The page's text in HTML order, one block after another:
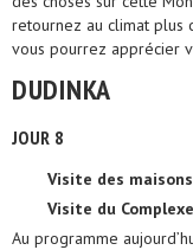
retournez au climat plus
vous pourrez apprécier
DUDINKA
JOUR 8
Visite des
Visite du
Au programme